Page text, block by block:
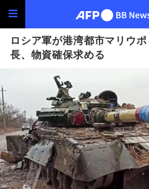
ロシア軍が港湾都市マリウ
長、物資確保求める